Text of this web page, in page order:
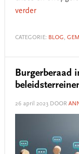
verder
CATEGORIE: BLOG,
Burgerberaad
26 april 2023DOOR